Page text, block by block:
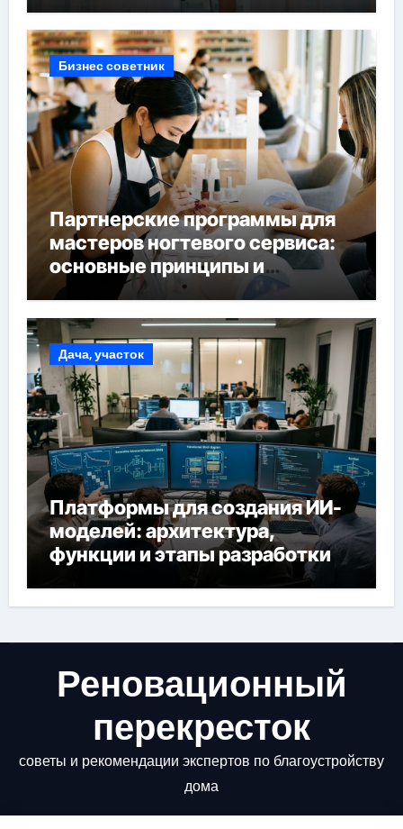
Бизнес советник
Партнерские программы для
мастеров ногтевого сервиса:
основные принципы и
форматы участия
Дача, участок
Платформы для создания ИИ-
моделей: архитектура,
функции и этапы разработки
Реновационный
перекресток
советы и рекомендации экспертов по благоустройству
дома